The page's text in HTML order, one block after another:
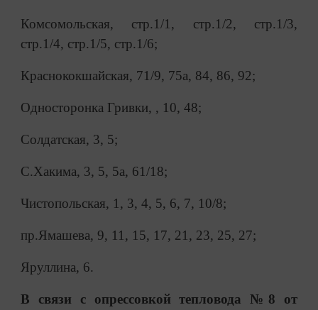
Комсомольская, стр.1/1, стр.1/2, стр.1/3,
стр.1/4, стр.1/5, стр.1/6;
Краснококшайская, 71/9, 75а, 84, 86, 92;
Односторонка Гривки, , 10, 48;
Солдатская, 3, 5;
С.Хакима, 3, 5, 5а, 61/18;
Чистопольская, 1, 3, 4, 5, 6, 7, 10/8;
пр.Ямашева, 9, 11, 15, 17, 21, 23, 25, 27;
Яруллина, 6.
В связи с опрессовкой тепловода №8 от